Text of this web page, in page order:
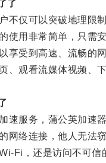
了
仅可以突破地理限制
用非常简单，只需安
受到高速、流畅的网
观看流媒体视频、下
服务，蒲公英加速器
络连接，他人无法窃
，还是访问不可信